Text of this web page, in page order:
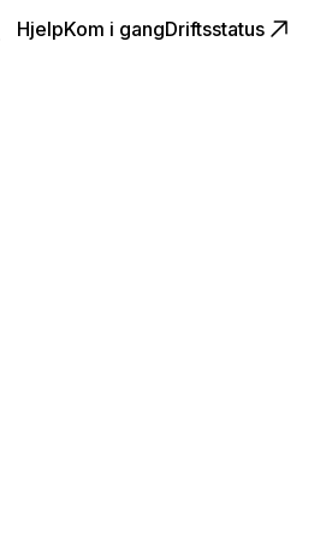
HjelpKom i gangDriftsstatus